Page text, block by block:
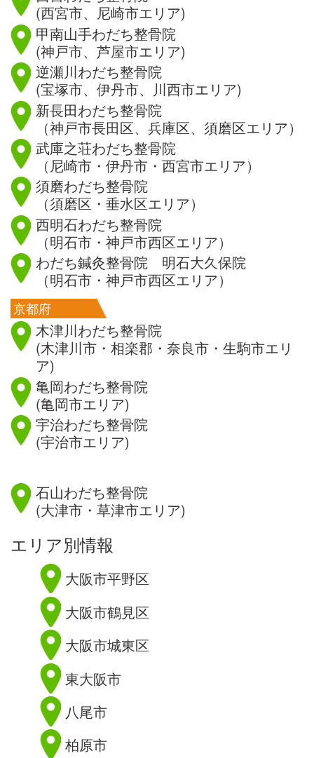
(西宮市、尼崎市エリア)
甲南山手わだち整骨院
(神戸市、芦屋市エリア)
逆瀬川わだち整骨院
(宝塚市、伊丹市、川西市エリア)
新長田わだち整骨院
（神戸市長田区、兵庫区、須磨区エリア）
武庫之荘わだち整骨院
（尼崎市・伊丹市・西宮市エリア）
須磨わだち整骨院
（須磨区・垂水区エリア）
西明石わだち整骨院
（明石市・神戸市西区エリア）
わだち鍼灸整骨院 明石大久保院
（明石市・神戸市西区エリア）
京都府
木津川わだち整骨院
(木津川市・相楽郡・奈良市・生駒市エリ
ア)
亀岡わだち整骨院
(亀岡市エリア)
宇治わだち整骨院
(宇治市エリア)
石山わだち整骨院
(大津市・草津市エリア)
エリア別情報
大阪市平野区
大阪市鶴見区
大阪市城東区
東大阪市
八尾市
柏原市